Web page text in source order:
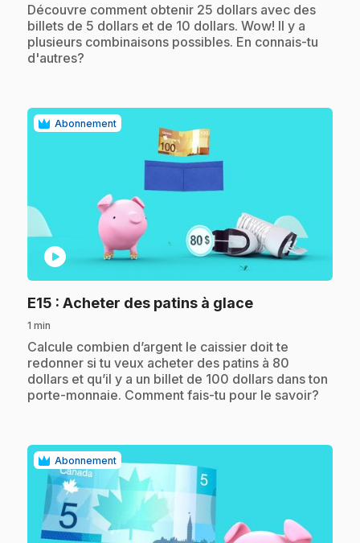
.Découvre comment obtenir 25 dollars avec des
billets de 5 dollars et de 10 dollars. Wow! Il y a
plusieurs combinaisons possibles. En connais-tu
d'autres?
Abonnement
play_circle
E15 : Acheter des patins à glace.
1 min
.Calcule combien d’argent le caissier doit te
redonner si tu veux acheter des patins à 80
dollars et qu’il y a un billet de 100 dollars dans ton
porte-monnaie. Comment fais-tu pour le savoir?
Abonnement